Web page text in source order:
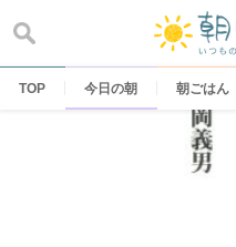
content
TOP 今日の朝 朝ごはん